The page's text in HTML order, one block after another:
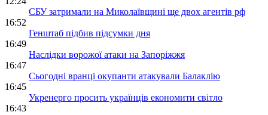
СБУ затримали на Миколаївщині ще двох агентів рф
16:52
Генштаб підбив підсумки дня
16:49
Наслідки ворожої атаки на Запоріжжя
16:47
Сьогодні вранці окупанти атакували Балаклію
16:45
Укренерго просить українців економити світло
16:43